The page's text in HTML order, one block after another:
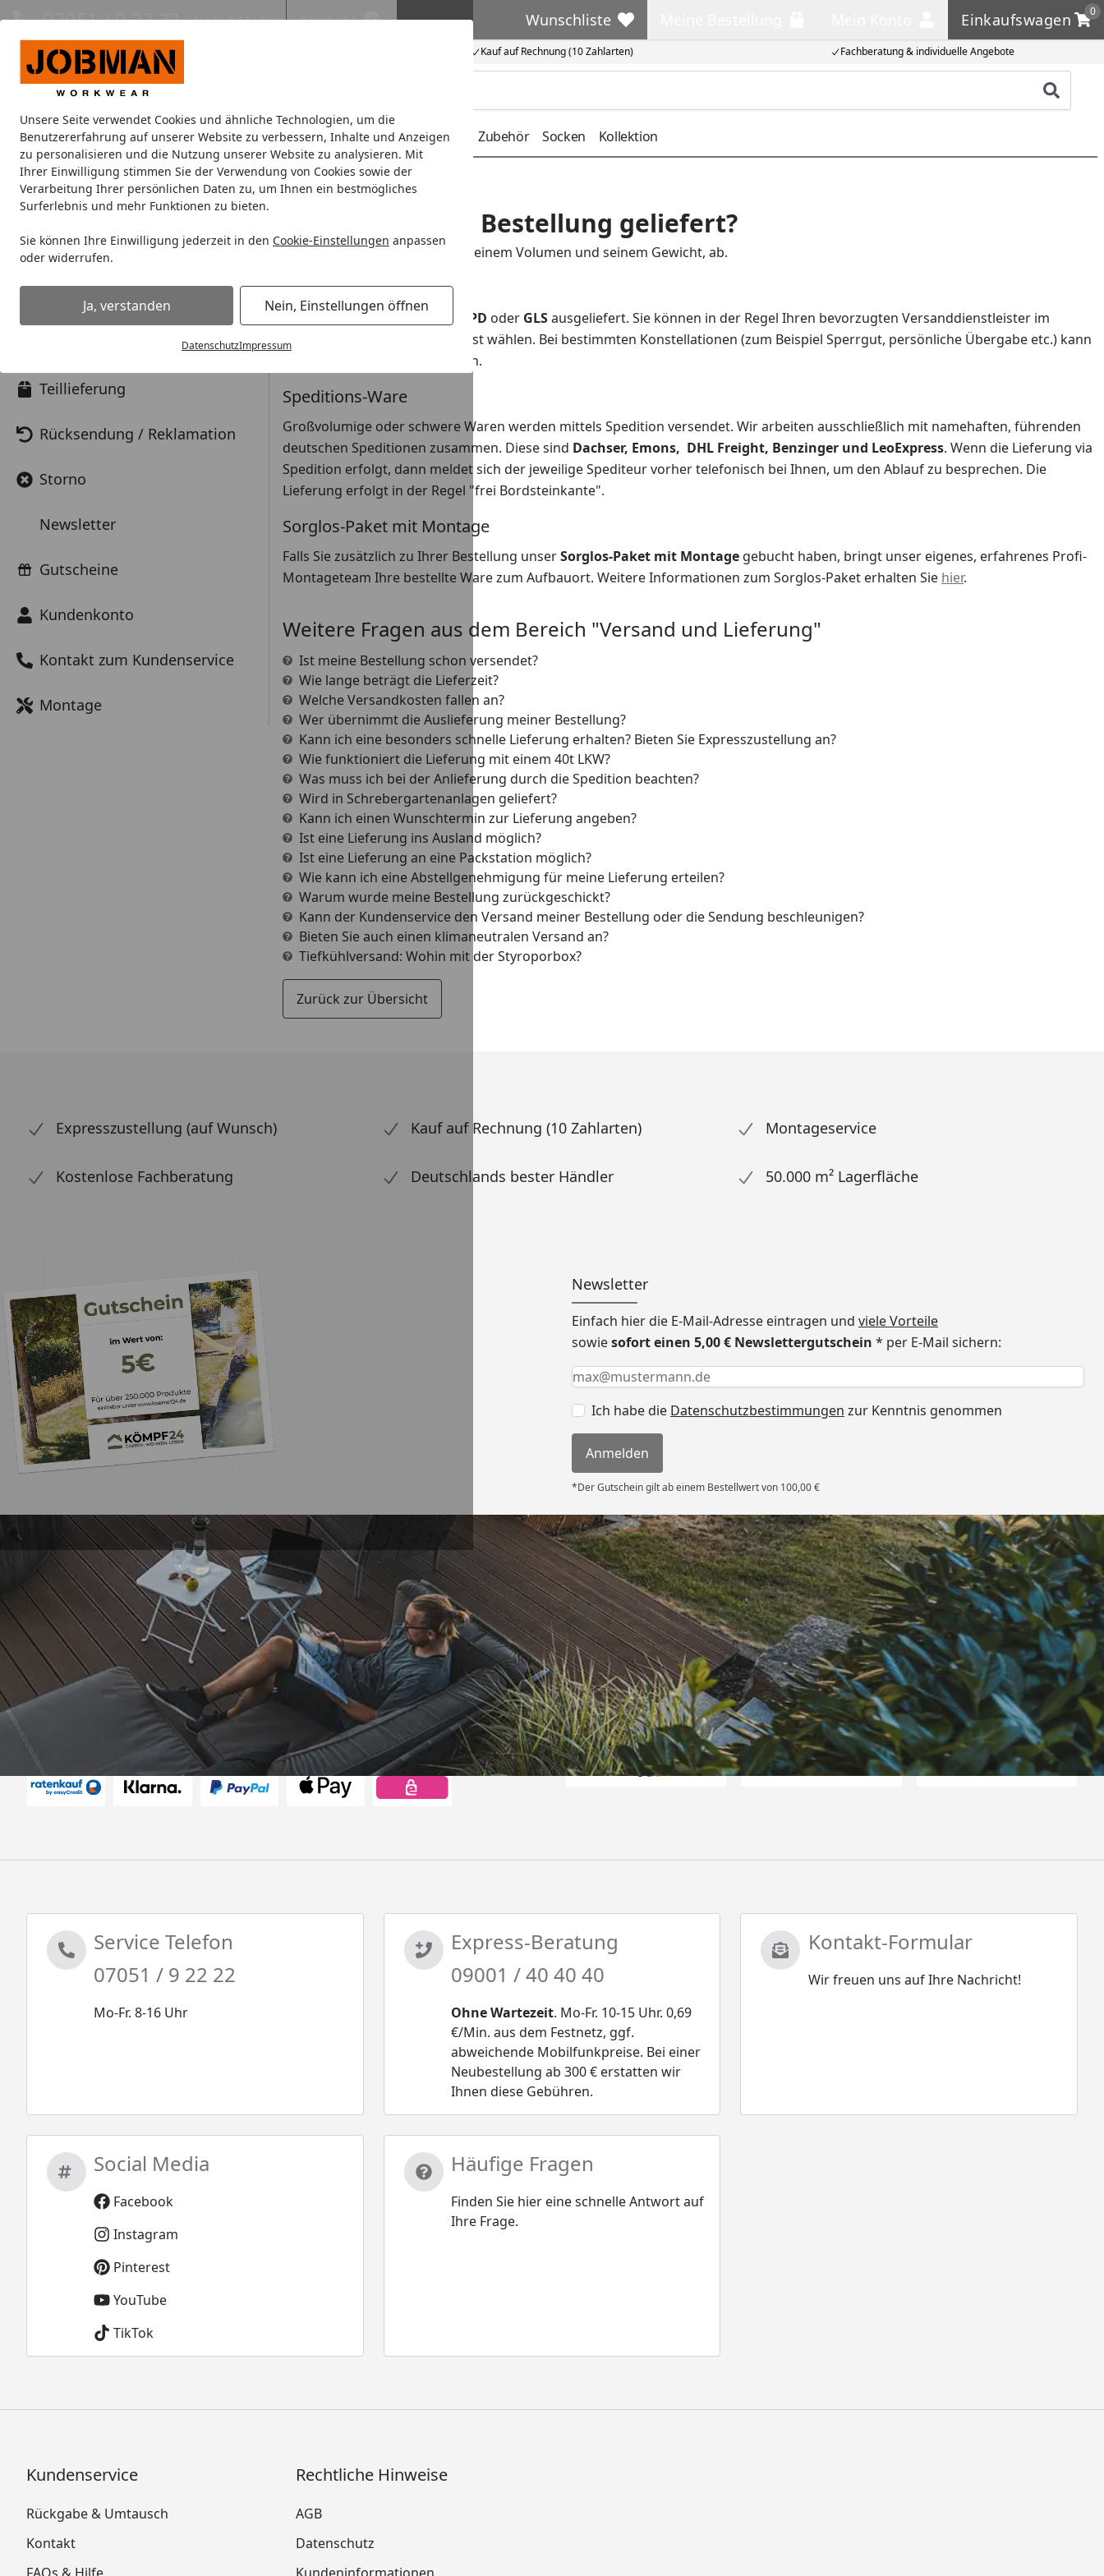
Unsere Seite verwendet Cookies und ähnliche Technologien, um die
Benutzererfahrung auf unserer Website zu verbessern, Inhalte und Anzeigen
zu personalisieren und die Nutzung unserer Website zu analysieren. Mit
Ihrer Einwilligung stimmen Sie der Verwendung von Cookies sowie der
Verarbeitung Ihrer persönlichen Daten zu, um Ihnen ein bestmögliches
Surferlebnis und mehr Funktionen zu bieten.
Sie können Ihre Einwilligung jederzeit in den Cookie-Einstellungen anpassen
oder widerrufen.
Ja, verstanden Nein, Einstellungen öffnen
DatenschutzImpressum
Eigene Montage-Teams Kauf auf Rechnung (10 Zahlarten) Fachberatung & individuelle Angebote
07051 / 9 22 22 Mo-Fr. 8-16 Uhr Kontakt Wunschliste
Wunschliste Einkaufswagen
0
Einkaufswagen
Produkt
Jacken Hosen Oberbekleidung Unterwäsche Kopfbedeckung Gürtel Zubehör Socken Kollektion
Startseite
Wie wird meine Bestellung geliefert?
Antworten zu den Themen
Bestellung
Bezahlung & Rechnung
Versand und Lieferung
Teillieferung
Rücksendung / Reklamation
Storno
Newsletter
Gutscheine
Kundenkonto
Kontakt zum Kundenservice
Montage
Wie wird meine Bestellung geliefert?
Dies hängt vom Produkt, von seinem Volumen und seinem Gewicht, ab.
Paket-Ware
Paket-Ware wird über DHL, DPD oder GLSausgeliefert. Sie können in der Regel Ihren bevorzugten Versanddienstleister im
Bestellprozess (Checkout) selbst wählen. Bei bestimmten Konstellationen (zum Beispiel Sperrgut, persönliche Übergabe etc.) kann
die Auswahl eingeschränkt sein.
Speditions-Ware
Großvolumige oder schwere Waren werden mittels Spedition versendet. Wir arbeiten ausschließlich mit namehaften, führenden
deutschen Speditionen zusammen. Diese sind Dachser, Emons, DHL Freight, Benzinger und LeoExpress. Wenn die Lieferung via
Spedition erfolgt, dann meldet sich der jeweilige Spediteur vorher telefonisch bei Ihnen, um den Ablauf zu besprechen. Die
Lieferung erfolgt in der Regel "frei Bordsteinkante".
Sorglos-Paket mit Montage
Falls Sie zusätzlich zu Ihrer Bestellung unserSorglos-Paket mit Montage gebucht haben, bringt unser eigenes, erfahrenes Profi-
Montageteam Ihre bestellte Ware zum Aufbauort. Weitere Informationen zum Sorglos-Paket erhalten Sie hier.
Weitere Fragen aus dem Bereich "Versand und Lieferung"
Ist meine Bestellung schon versendet?
Wie lange beträgt die Lieferzeit?
Welche Versandkosten fallen an?
Wer übernimmt die Auslieferung meiner Bestellung?
Kann ich eine besonders schnelle Lieferung erhalten? Bieten Sie Expresszustellung an?
Wie funktioniert die Lieferung mit einem 40t LKW?
Was muss ich bei der Anlieferung durch die Spedition beachten?
Wird in Schrebergartenanlagen geliefert?
Kann ich einen Wunschtermin zur Lieferung angeben?
Ist eine Lieferung ins Ausland möglich?
Ist eine Lieferung an eine Packstation möglich?
Wie kann ich eine Abstellgenehmigung für meine Lieferung erteilen?
Warum wurde meine Bestellung zurückgeschickt?
Kann der Kundenservice den Versand meiner Bestellung oder die Sendung beschleunigen?
Bieten Sie auch einen klimaneutralen Versand an?
Tiefkühlversand: Wohin mit der Styroporbox?
Zurück zur Übersicht
Expresszustellung (auf Wunsch) Kauf auf Rechnung (10 Zahlarten) Montageservice
Kostenlose Fachberatung Deutschlands bester Händler 50.000 m² Lagerfläche
Newsletter
Einfach hier die E-Mail-Adresse eintragen und viele Vorteile
sowiesofort einen 5,00 € Newslettergutschein * per E-Mail sichern:
Keine Eingabe erforderlich
Eingabe erforderlich
E-Mail *
Ich habe die Datenschutzbestimmungen zur Kenntnis genommen
Anmelden
*Der Gutschein gilt ab einem Bestellwert von 100,00 €
Versand Auszeichnungen
Akzeptierte Zahlungsarten Offizieller Partner des Deutschen Handballbundes
Service Telefon
07051 / 9 22 22
Mo-Fr. 8-16 Uhr
Express-Beratung
09001 / 40 40 40
Ohne Wartezeit. Mo-Fr. 10-15 Uhr. 0,69
€/Min. aus dem Festnetz, ggf.
abweichende Mobilfunkpreise. Bei einer
Neubestellung ab 300 € erstatten wir
Ihnen diese Gebühren.
Kontakt-Formular
Wir freuen uns auf Ihre Nachricht!
Social Media
Facebook
Instagram
Pinterest
YouTube
TikTok
Häufige Fragen
Finden Sie hier eine schnelle Antwort auf
Ihre Frage.
Kundenservice
Rückgabe & Umtausch
Kontakt
Rechtliche Hinweise
AGB
Datenschutz